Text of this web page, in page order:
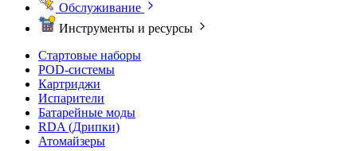
Обслуживание
Инструменты и ресурсы
Стартовые наборы
POD-системы
Картриджи
Испарители
Батарейные моды
RDA (Дрипки)
Атомайзеры